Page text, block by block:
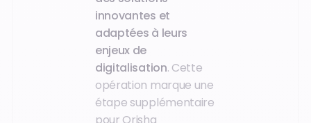
innovantes et
adaptées à leurs
enjeux de
digitalisation. Cette
opération marque une
étape supplémentaire